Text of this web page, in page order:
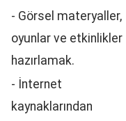
- Görsel materyaller,
oyunlar ve etkinlikler
hazırlamak.
- İnternet
kaynaklarından